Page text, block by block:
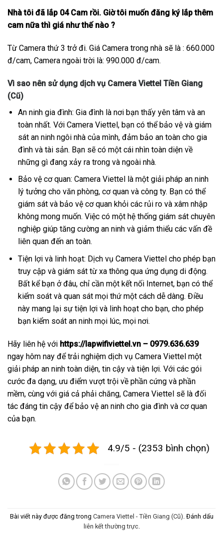
Nhà tôi đã lắp 04 Cam rồi. Giờ tôi muốn đăng ký lắp thêm
cam nữa thì giá như thế nào ?
Từ Camera thứ 3 trở đi. Giá Camera trong nhà sẽ là : 660.000
đ/cam, Camera ngoài trời là: 990.000 đ/cam.
Vì sao nên sử dụng dịch vụ Camera Viettel Tiền Giang
(Cũ)
An ninh gia đình: Gia đình là nơi bạn thấy yên tâm và an
toàn nhất. Với Camera Viettel, bạn có thể bảo vệ và giám
sát an ninh ngôi nhà của mình, đảm bảo an toàn cho gia
đình và tài sản. Bạn sẽ có một cái nhìn toàn diện về
những gì đang xảy ra trong và ngoài nhà.
Bảo vệ cơ quan: Camera Viettel là một giải pháp an ninh
lý tưởng cho văn phòng, cơ quan và công ty. Bạn có thể
giám sát và bảo vệ cơ quan khỏi các rủi ro và xâm nhập
không mong muốn. Việc có một hệ thống giám sát chuyên
nghiệp giúp tăng cường an ninh và giảm thiểu các vấn đề
liên quan đến an toàn.
Tiện lợi và linh hoạt: Dịch vụ Camera Viettel cho phép bạn
truy cập và giám sát từ xa thông qua ứng dụng di động.
Bất kể bạn ở đâu, chỉ cần một kết nối Internet, bạn có thể
kiểm soát và quan sát mọi thứ một cách dễ dàng. Điều
này mang lại sự tiện lợi và linh hoạt cho bạn, cho phép
bạn kiểm soát an ninh mọi lúc, mọi nơi.
Hãy liên hệ với https://lapwifiviettel.vn – 0979.636.639
ngay hôm nay để trải nghiệm dịch vụ Camera Viettel một
giải pháp an ninh toàn diện, tin cậy và tiện lợi. Với các gói
cước đa dạng, ưu điểm vượt trội về phần cứng và phần
mềm, cùng với giá cả phải chăng, Camera Viettel sẽ là đối
tác đáng tin cậy để bảo vệ an ninh cho gia đình và cơ quan
của bạn.
4.9/5 - (2353 bình chọn)
Bài viết này được đăng trong Camera Viettel - Tiền Giang (Cũ). Đánh dấu
liên kết thường trực.